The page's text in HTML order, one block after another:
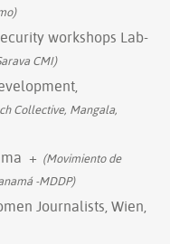
workshops Lab-
CMI)
Collective, Mangala,
+ (Movimiento de
-MDDP)
Journalists, Wien,